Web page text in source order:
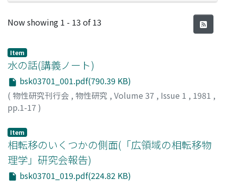
Recent Submissions
Now showing 1 - 13 of 13
Item
水の話(講義ノート)
bsk03701_001.pdf(790.39 KB)
( 物性研究刊行会 , 物性研究 , Volume 37 , Issue 1 , 1981 ,
pp.1-17 )
Item
相転移のいくつかの側面(「広領域の相転移物
理学」研究会報告)
bsk03701_019.pdf(224.82 KB)